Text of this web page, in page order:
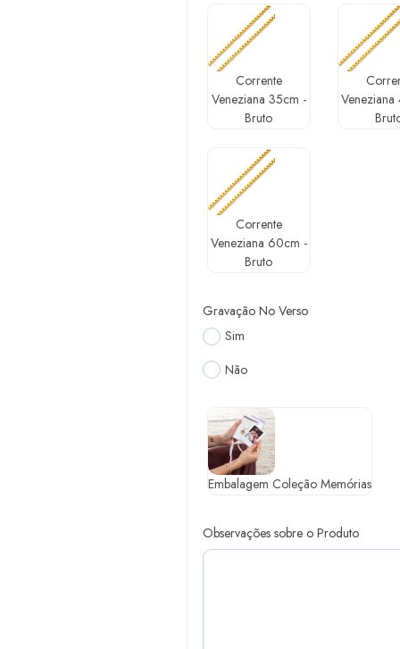
Corrente
Veneziana 35cm -
Bruto
Corrente
Veneziana 60cm -
Bruto
Gravação No Verso
Sim
Não
Embalagem Coleção Memórias
Observações sobre o Produto